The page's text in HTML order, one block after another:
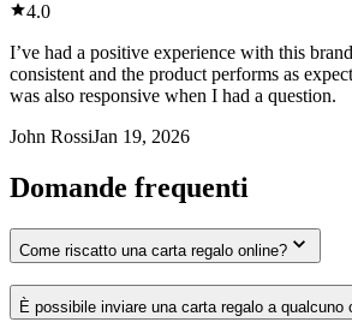
4.0
I’ve had a positive experience with this
consistent and the product performs as
was also responsive when I had a question.
John RossiJan 19, 2026
Domande frequenti
Come riscatto una carta regalo online?
È possibile inviare una carta regalo a qualcuno